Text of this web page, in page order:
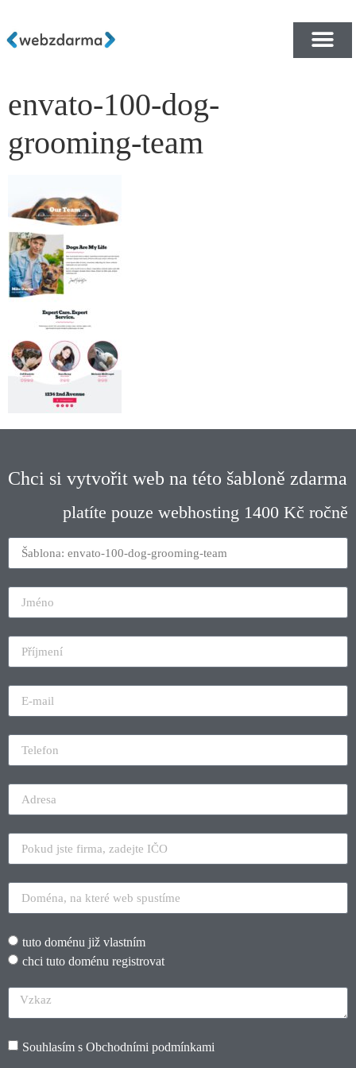
envato-100-dog-
grooming-team
Chci si vytvořit web na této šabloně zdarma
platíte pouze webhosting 1400 Kč ročně
tuto doménu již vlastním
chci tuto doménu registrovat
Souhlasím s Obchodními podmínkami